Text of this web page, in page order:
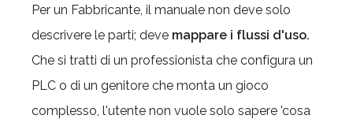
Per un Fabbricante, il manuale non deve solo
descrivere le parti; deve mappare i flussi d'uso.
Che si tratti di un professionista che configura un
PLC o di un genitore che monta un gioco
complesso, l'utente non vuole solo sapere 'cosa